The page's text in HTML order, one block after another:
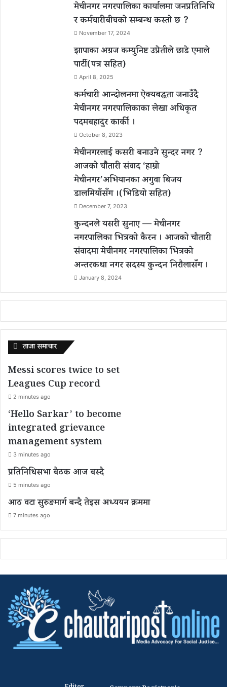
मेचीनगर नगरपालिका कार्यालमा जनप्रतिनिधि
र कर्मचारीबीचको सम्बन्ध कस्तो छ ?
November 17, 2024
झापाका अग्रज कम्युनिष्ट उप्रेतीले छाडे एमाले
पार्टी(पत्र सहित)
April 8, 2025
कर्मचारी आन्दोलनमा ऐक्यबद्धता जनाउँदै
मेचीनगर नगरपालिकाका लेखा अधिकृत
पदमबहादुर कार्की ।
October 8, 2023
मेचीनगरलाई कसरी बनाउने सुन्दर नगर ?
आजको चौैतारी संवाद ‘हाम्रो
मेचीनगर’अभियानका अगुवा बिजय
डालमियाँसँग ।(भिडियो सहित)
December 7, 2023
कुन्दनले यसरी सुनाए — मेचीनगर
नगरपालिका भित्रको कैरन । आजको चौतारी
संवादमा मेचीनगर नगरपालिका भित्रको
अन्तरकथा नगर सदस्य कुन्दन निरौलासँग ।
January 8, 2024
ताजा समाचार
Messi scores twice to set
Leagues Cup record
2 minutes ago
‘Hello Sarkar’ to become
integrated grievance
management system
3 minutes ago
प्रतिनिधिसभा बैठक आज बस्दै
5 minutes ago
आठ वटा सुरुङमार्ग बन्दै तेइस अध्ययन क्रममा
7 minutes ago